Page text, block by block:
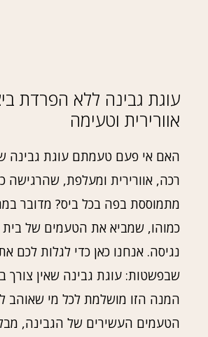
עוגת גבינה ללא הפרדת
אוורירית וטעימה
האם אי פעם טעמתם עוגת גבינה
רכה, אוורירית ומעלפת, שהרגישה
מתמוססת בפה בכל ביס? מדובר
כמוהו, שמביא את הטעמים של בית
נגיסה. אנחנו כאן כדי לגלות לכם
שבפשטות: עוגת גבינה שאין צורך
המנה הזו מושלמת לכל מי שאוהב
הטעמים העשירים של הגבינה,